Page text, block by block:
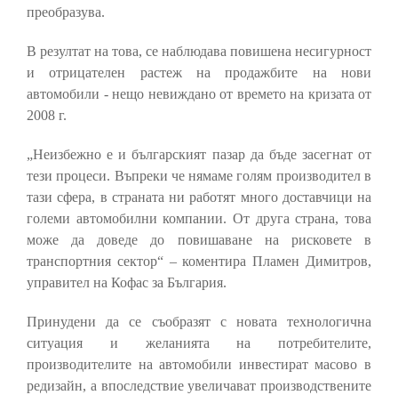
преобразува.
В резултат на това, се наблюдава повишена несигурност
и отрицателен растеж на продажбите на нови
автомобили - нещо невиждано от времето на кризата от
2008 г.
„Неизбежно е и българският пазар да бъде засегнат от
тези процеси. Въпреки че нямаме голям производител в
тази сфера, в страната ни работят много доставчици на
големи автомобилни компании. От друга страна, това
може да доведе до повишаване на рисковете в
транспортния сектор“ – коментира Пламен Димитров,
управител на Кофас за България.
Принудени да се съобразят с новата технологична
ситуация и желанията на потребителите,
производителите на автомобили инвестират масово в
редизайн, а впоследствие увеличават производствените